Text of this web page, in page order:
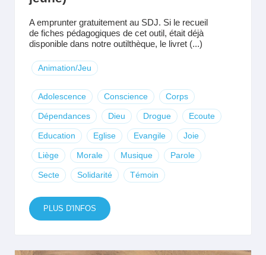
A emprunter gratuitement au SDJ. Si le recueil
de fiches pédagogiques de cet outil, était déjà
disponible dans notre outilthèque, le livret (...)
Animation/Jeu
Adolescence Conscience Corps
Dépendances Dieu Drogue Ecoute
Education Eglise Evangile Joie
Liège Morale Musique Parole
Secte Solidarité Témoin
PLUS D'INFOS